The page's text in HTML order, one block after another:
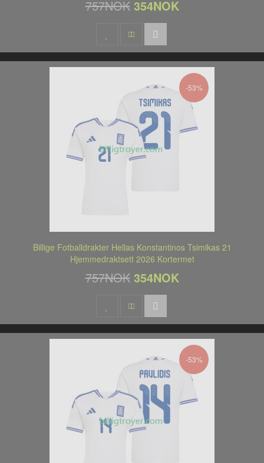
757NOK 354NOK
-53%
Billige Fotballdrakter Hellas Konstantinos Tsimikas 21
Hjemmedraktsett 2026 Kortermet
757NOK 354NOK
-53%